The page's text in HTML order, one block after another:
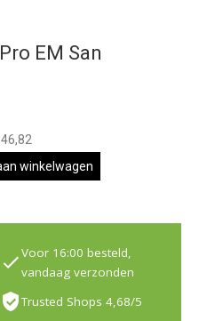
EM San
46,82
winkelwagen
Voor 16:00 besteld,
vandaag verzonden
Trusted Shops 4,68/5